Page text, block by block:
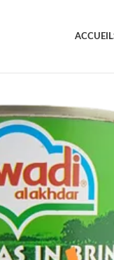
ACCUEIL